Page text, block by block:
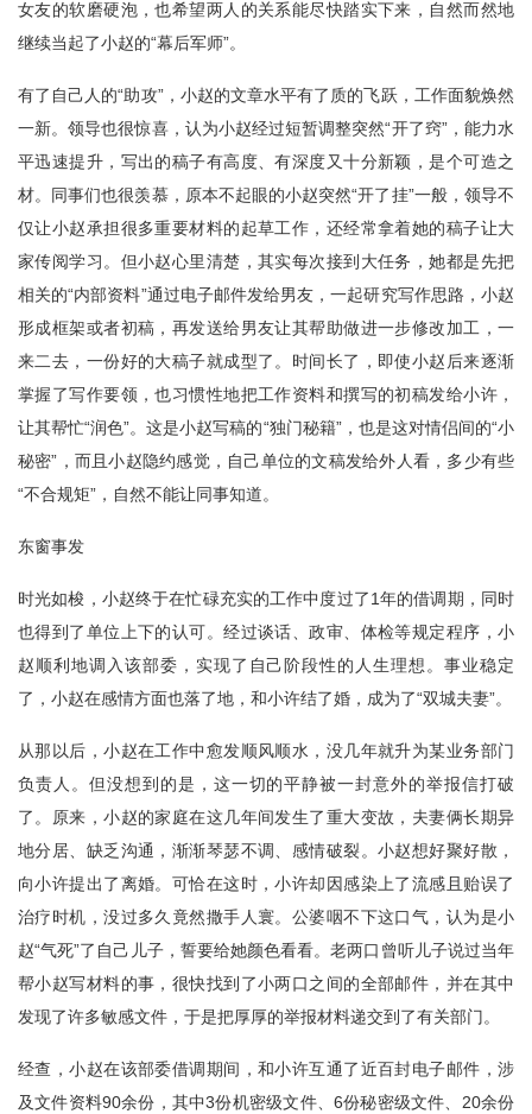
女友的软磨硬泡，也希望两人的关系能尽快踏实下来，自然而然地
继续当起了小赵的“幕后军师”。
有了自己人的“助攻”，小赵的文章水平有了质的飞跃，工作面貌焕然
一新。领导也很惊喜，认为小赵经过短暂调整突然“开了窍”，能力水
平迅速提升，写出的稿子有高度、有深度又十分新颖，是个可造之
材。同事们也很羡慕，原本不起眼的小赵突然“开了挂”一般，领导不
仅让小赵承担很多重要材料的起草工作，还经常拿着她的稿子让大
家传阅学习。但小赵心里清楚，其实每次接到大任务，她都是先把
相关的“内部资料”通过电子邮件发给男友，一起研究写作思路，小赵
形成框架或者初稿，再发送给男友让其帮助做进一步修改加工，一
来二去，一份好的大稿子就成型了。时间长了，即使小赵后来逐渐
掌握了写作要领，也习惯性地把工作资料和撰写的初稿发给小许，
让其帮忙“润色”。这是小赵写稿的“独门秘籍”，也是这对情侣间的“小
秘密”，而且小赵隐约感觉，自己单位的文稿发给外人看，多少有些
“不合规矩”，自然不能让同事知道。
东窗事发
时光如梭，小赵终于在忙碌充实的工作中度过了1年的借调期，同时
也得到了单位上下的认可。经过谈话、政审、体检等规定程序，小
赵顺利地调入该部委，实现了自己阶段性的人生理想。事业稳定
了，小赵在感情方面也落了地，和小许结了婚，成为了“双城夫妻”。
从那以后，小赵在工作中愈发顺风顺水，没几年就升为某业务部门
负责人。但没想到的是，这一切的平静被一封意外的举报信打破
了。原来，小赵的家庭在这几年间发生了重大变故，夫妻俩长期异
地分居、缺乏沟通，渐渐琴瑟不调、感情破裂。小赵想好聚好散，
向小许提出了离婚。可恰在这时，小许却因感染上了流感且贻误了
治疗时机，没过多久竟然撒手人寰。公婆咽不下这口气，认为是小
赵“气死”了自己儿子，誓要给她颜色看看。老两口曾听儿子说过当年
帮小赵写材料的事，很快找到了小两口之间的全部邮件，并在其中
发现了许多敏感文件，于是把厚厚的举报材料递交到了有关部门。
经查，小赵在该部委借调期间，和小许互通了近百封电子邮件，涉
及文件资料90余份，其中3份机密级文件、6份秘密级文件、20余份